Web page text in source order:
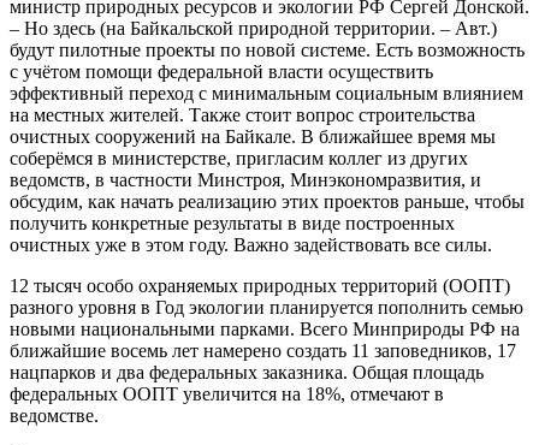
министр природных ресурсов и экологии РФ Сергей Донской.
– Но здесь (на Байкальской природной территории. – Авт.)
будут пилотные проекты по новой системе. Есть возможность
с учётом помощи федеральной власти осуществить
эффективный переход с минимальным социальным влиянием
на местных жителей. Также стоит вопрос строительства
очистных сооружений на Байкале. В ближайшее время мы
соберёмся в министерстве, пригласим коллег из других
ведомств, в частности Минстроя, Минэкономразвития, и
обсудим, как начать реализацию этих проектов раньше, чтобы
получить конкретные результаты в виде построенных
очистных уже в этом году. Важно задействовать все силы.
12 тысяч особо охраняемых природных территорий (ООПТ)
разного уровня в Год экологии планируется пополнить семью
новыми национальными парками. Всего Минприроды РФ на
ближайшие восемь лет намерено создать 11 заповедников, 17
нацпарков и два федеральных заказника. Общая площадь
федеральных ООПТ увеличится на 18%, отмечают в
ведомстве.